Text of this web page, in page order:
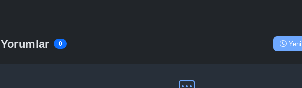
Yorumlar 0 Yeni